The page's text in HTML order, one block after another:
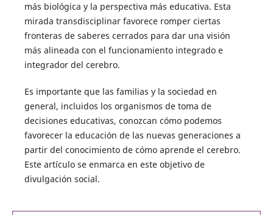
más biológica y la perspectiva más educativa. Esta
mirada transdisciplinar favorece romper ciertas
fronteras de saberes cerrados para dar una visión
más alineada con el funcionamiento integrado e
integrador del cerebro.
Es importante que las familias y la sociedad en
general, incluidos los organismos de toma de
decisiones educativas, conozcan cómo podemos
favorecer la educación de las nuevas generaciones a
partir del conocimiento de cómo aprende el cerebro.
Este artículo se enmarca en este objetivo de
divulgación social.